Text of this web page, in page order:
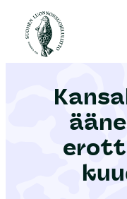
Etusivu